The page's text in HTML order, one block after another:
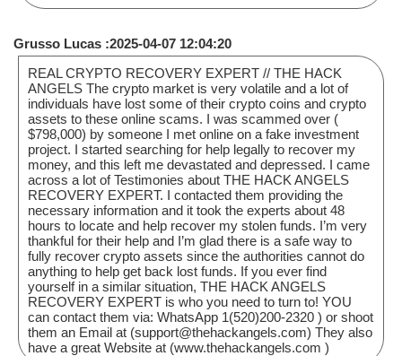
Grusso Lucas :2025-04-07 12:04:20
REAL CRYPTO RECOVERY EXPERT // THE HACK
ANGELS The crypto market is very volatile and a lot of
individuals have lost some of their crypto coins and crypto
assets to these online scams. I was scammed over (
$798,000) by someone I met online on a fake investment
project. I started searching for help legally to recover my
money, and this left me devastated and depressed. I came
across a lot of Testimonies about THE HACK ANGELS
RECOVERY EXPERT. I contacted them providing the
necessary information and it took the experts about 48
hours to locate and help recover my stolen funds. I’m very
thankful for their help and I’m glad there is a safe way to
fully recover crypto assets since the authorities cannot do
anything to help get back lost funds. If you ever find
yourself in a similar situation, THE HACK ANGELS
RECOVERY EXPERT is who you need to turn to! YOU
can contact them via: WhatsApp 1(520)200-2320 ) or shoot
them an Email at (support@thehackangels.com) They also
have a great Website at (www.thehackangels.com )